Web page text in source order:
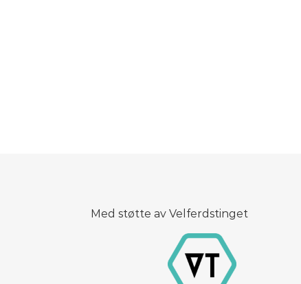
Med støtte av Velferdstinget